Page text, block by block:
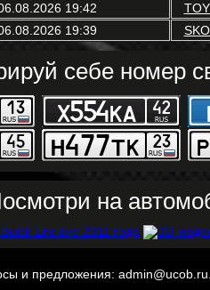
19:42
19:39
себе номер
на
и предложения: